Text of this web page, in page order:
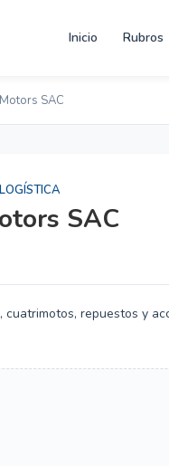
Inicio Rubros
SAC
SAC
repuestos y